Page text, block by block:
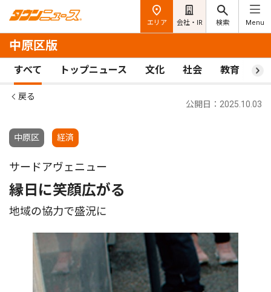
エリア 会社・IR 検索 Menu
中原区版
すべて トップニュース 文化 社会 教育 ス
戻る
中原区 経済
公開日：2025.10.03
サードアヴェニュー
縁日に笑顔広がる
地域の協力で盛況に